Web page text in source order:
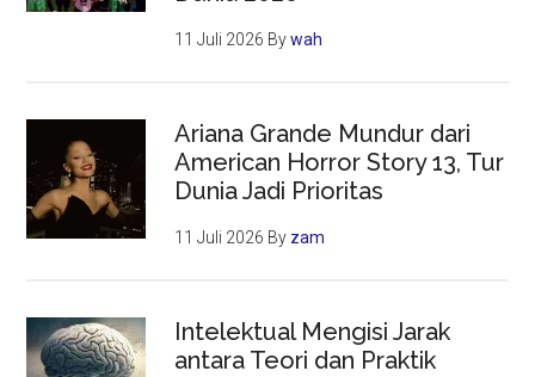
11 Juli 2026 Bywah
Ariana Grande Mundur dari
American Horror Story 13, Tur
Dunia Jadi Prioritas
11 Juli 2026 By zam
Intelektual Mengisi Jarak
antara Teori dan Praktik